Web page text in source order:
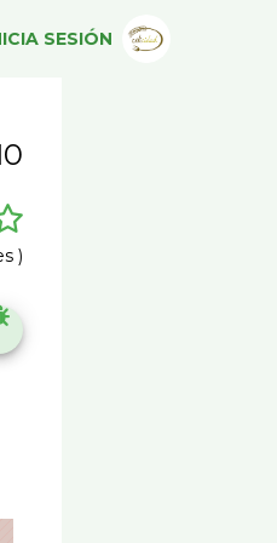
SESIÓN
)